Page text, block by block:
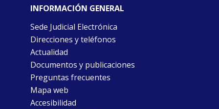
INFORMACIÓN GENERAL
Sede Judicial Electrónica
Direcciones y teléfonos
Actualidad
Documentos y publicaciones
Preguntas frecuentes
Mapa web
Accesibilidad